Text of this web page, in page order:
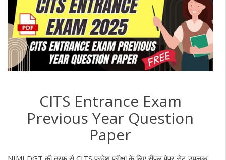
CITS Entrance Exam
Previous Year Question
Paper